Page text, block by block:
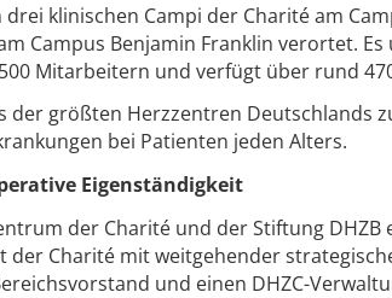
drei klinischen Campi der Charité am
Campus Benjamin Franklin verortet.
Mitarbeitern und verfügt über rund
der größten Herzzentren Deutschlands
bei Patienten jeden Alters.
Eigenständigkeit
der Charité und der Stiftung DHZB
der Charité mit weitgehender
und einen DHZC-